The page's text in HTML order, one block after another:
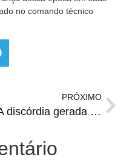
no comando técnico
PRÓXIMO
A discórdia gerada por Benítez no Grêmio